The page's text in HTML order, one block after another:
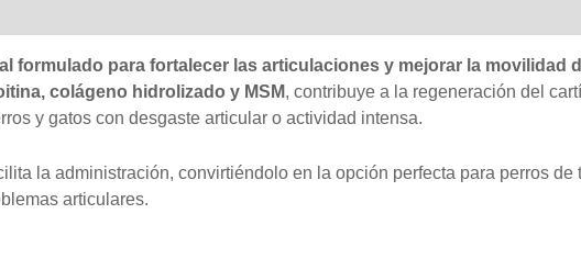
formulado para fortalecer las articulaciones y mejorar la movilidad
colágeno hidrolizado y MSM, contribuye a la regeneración del
y gatos con desgaste articular o actividad intensa.
la administración, convirtiéndolo en la opción perfecta para perros de
articulares.